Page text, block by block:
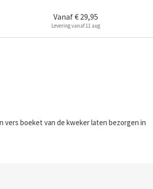
Vanaf€ 29,95
Levering vanaf 11 aug
vers boeket van de kweker laten bezorgen in